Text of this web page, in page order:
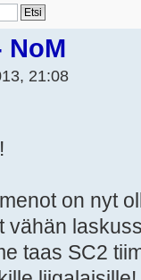
NoM
21:08
on nyt
vähän
taas SC2